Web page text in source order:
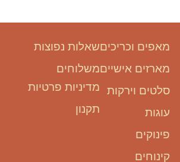
שאלות נפוצות
משלוחים
מדיניות פרטיות
תקנון
מאפים וכריכים
מארזים אישיים
סלטים וירקות
עוגות
פינוקים
קינוחים